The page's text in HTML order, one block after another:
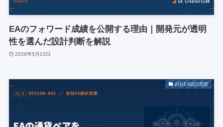
EAのフォワード成績を公開する理由｜開発元が透明
性を選んだ設計判断を解説
2026年5月23日
自社EA設計思想